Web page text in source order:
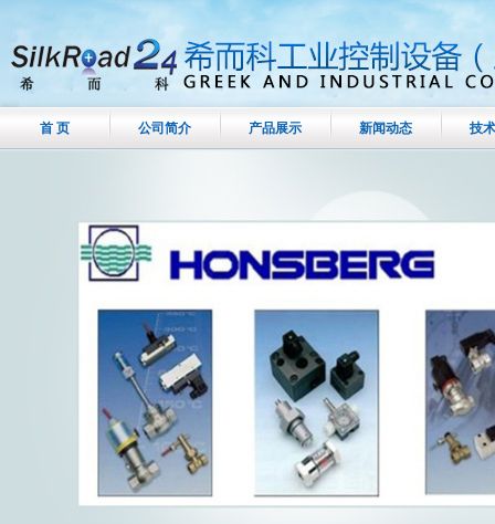
首 页 公司简介 产品展示 新闻动态 技